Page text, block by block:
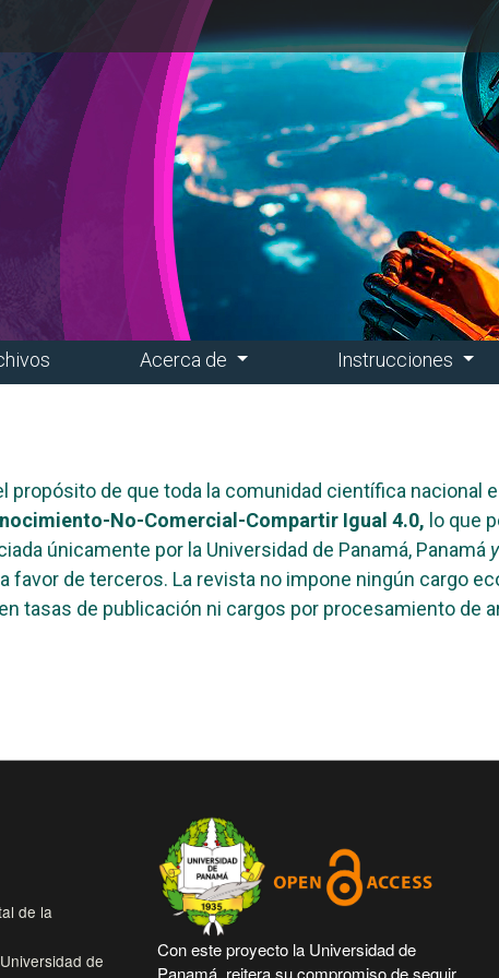
Acerca de Instrucciones
propósito de que toda la comunidad científica nacional
No-Comercial-Compartir Igual 4.0, lo que
únicamente por la Universidad de Panamá, Panamá y
de terceros. La revista no impone ningún cargo
tasas de publicación ni cargos por procesamiento de
de la
de
Con este proyecto la Universidad de